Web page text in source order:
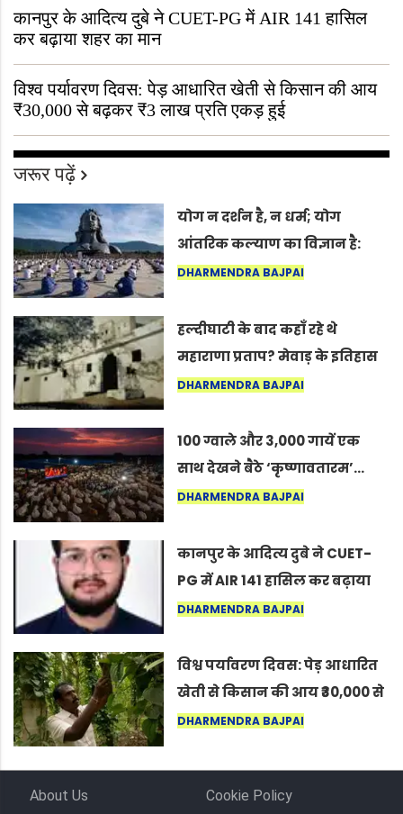
कानपुर के आदित्य दुबे ने CUET-PG में AIR 141 हासिल
कर बढ़ाया शहर का मान
विश्व पर्यावरण दिवस: पेड़ आधारित खेती से किसान की आय
₹30,000 से बढ़कर ₹3 लाख प्रति एकड़ हुई
जरूर पढ़ें
योग न दर्शन है, न धर्म; योग
आंतरिक कल्याण का विज्ञान है:
अंतरराष्ट्रीय योग दिवस 2026 पर
DHARMENDRA BAJPAI
हल्दीघाटी के बाद कहाँ रहे थे
महाराणा प्रताप? मेवाड़ के इतिहास
का वह अनकहा अध्याय जो आज भी
DHARMENDRA BAJPAI
100 ग्वाले और 3,000 गायें एक
साथ देखने बैठे ‘कृष्णावतारम’…
नागपुर में दिखा ऐसा नज़ारा कि
कर सकते हैं”
DHARMENDRA BAJPAI
कानपुर के आदित्य दुबे ने CUET-
PG में AIR 141 हासिल कर बढ़ाया
शहर का मान
DHARMENDRA BAJPAI
विश्व पर्यावरण दिवस: पेड़ आधारित
खेती से किसान की आय ₹30,000 से
बढ़कर ₹3 लाख प्रति एकड़ हुई
DHARMENDRA BAJPAI
About Us Cookie Policy